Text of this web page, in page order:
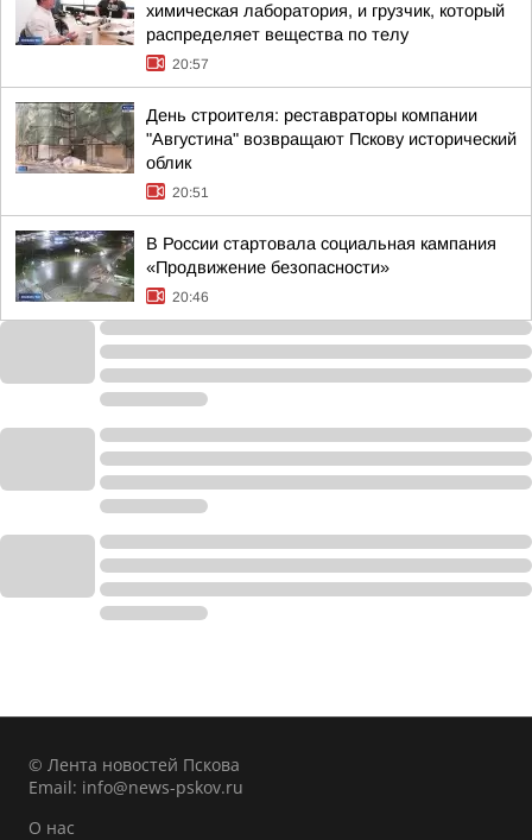
химическая лаборатория, и грузчик, который
распределяет вещества по телу
20:57
День строителя: реставраторы компании
"Августина" возвращают Пскову исторический
облик
20:51
В России стартовала социальная кампания
«Продвижение безопасности»
20:46
© Лента новостей Пскова
Email: info@news-pskov.ru
О нас